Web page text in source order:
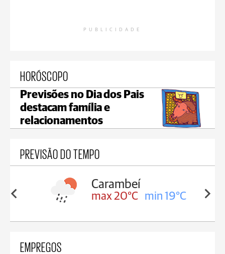
PUBLICIDADE
HORÓSCOPO
Previsões no Dia dos Pais
destacam família e
relacionamentos
PREVISÃO DO TEMPO
19°C
Carambeí
max 20°C min 19°C
EMPREGOS